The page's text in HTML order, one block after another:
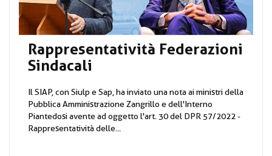
Rappresentatività Federazioni
Sindacali
Il SIAP, con Siulp e Sap, ha inviato una nota ai ministri della
Pubblica Amministrazione Zangrillo e dell'Interno
Piantedosi avente ad oggetto l'art. 30 del DPR 57/2022 -
Rappresentatività delle...